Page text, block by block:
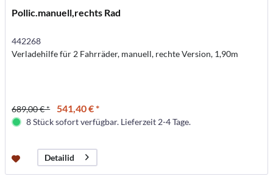
Pollic.manuell,rechts Rad
442268
Verladehilfe für 2 Fahrräder, manuell, rechte Version, 1,90m
689,00 € * 541,40 € *
8 Stück sofort verfügbar. Lieferzeit 2-4 Tage.
Detailid